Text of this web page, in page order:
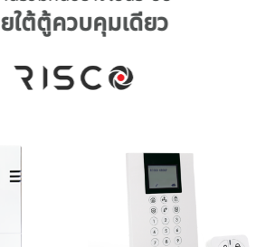
ใต้ตู้ควบคุมเดียว